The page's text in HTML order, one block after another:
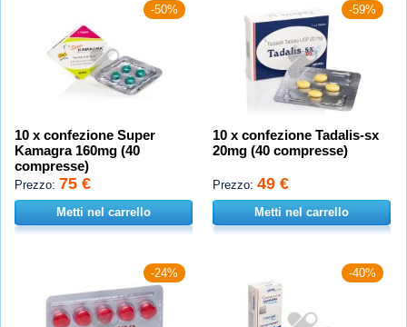
-50%
10 x confezione Super
Kamagra 160mg (40
compresse)
Prezzo: 75 €
Metti nel carrello
-59%
10 x confezione Tadalis-sx
20mg (40 compresse)
Prezzo: 49 €
Metti nel carrello
-24% -40%